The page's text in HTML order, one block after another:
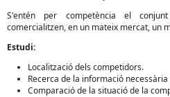
S'entén per competència el
comercialitzen, en un mateix mercat, un
Estudi:
Localització dels competidors.
Recerca de la informació
Comparació de la situació de la